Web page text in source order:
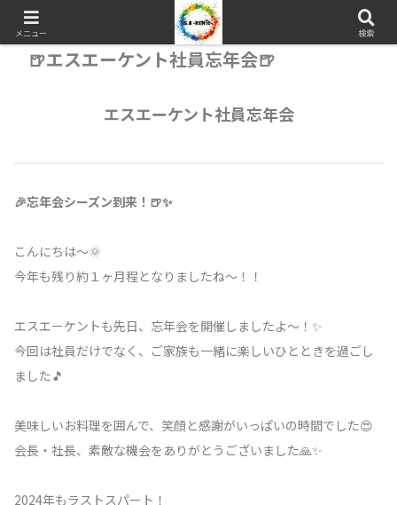
🍺エスエーケント社員忘年会🍺
エスエーケント社員忘年会
🎉忘年会シーズン到来！🍺✨
こんにちは～🌞
今年も残り約１ヶ月程となりましたね～！！
エスエーケントも先日、忘年会を開催しましたよ～！✨
今回は社員だけでなく、ご家族も一緒に楽しいひとときを過ごし
ました🎵
美味しいお料理を囲んで、笑顔と感謝がいっぱいの時間でした😍
会長・社長、素敵な機会をありがとうございました🙏✨
2024年もラストスパート！
メニュー 検索